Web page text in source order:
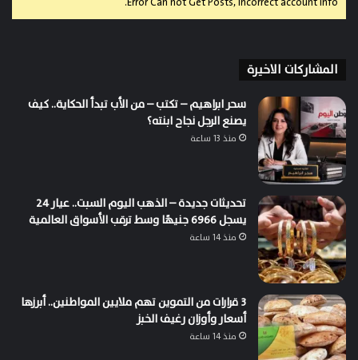
المشاركات الاخيرة
سحر ابراهيم – تكتب – من الأب تبدأ الحكاية.. كيف
يصنع الرجل نجاح ابنته؟
منذ 13 ساعة
تحديثات جديدة – الذهب اليوم السبت.. عيار 24
يسجل 6966 جنيهًا وسط ترقب الأسواق العالمية
منذ 14 ساعة
3 قرارات من التموين تهم ملايين المواطنين.. أبرزها
أسعار وأوزان رغيف الخبز
منذ 14 ساعة